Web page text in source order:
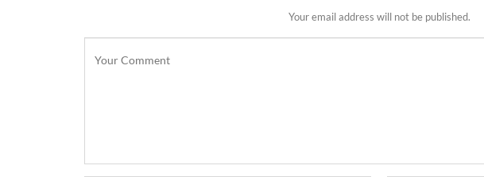
Your email address will not be published.